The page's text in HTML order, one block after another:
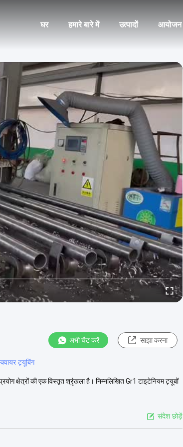
घर हमारे बारे में उत्पादों आयोजन
अभी चैट करें साझा करना
ट्यूबिंग
क्षेत्रों की एक विस्तृत श्रृंखला है। निम्नलिखित Gr1 टाइटेनियम ट्यूबों
संदेश छोड़ें